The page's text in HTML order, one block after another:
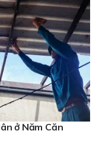
ở Năm Căn